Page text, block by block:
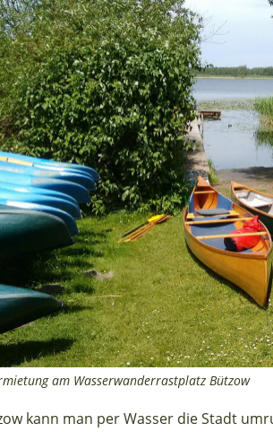
am Wasserwanderrastplatz Bützow
kann man per Wasser die Stadt